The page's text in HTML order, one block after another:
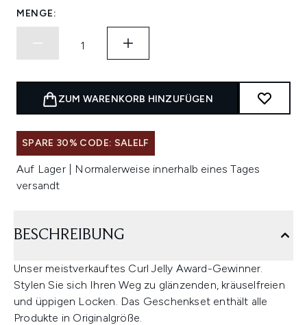
MENGE:
ZUM WARENKORB HINZUFÜGEN
SPARE 30% CODE: SALELF
Auf Lager | Normalerweise innerhalb eines Tages
versandt
BESCHREIBUNG
Unser meistverkauftes Curl Jelly Award-Gewinner.
Stylen Sie sich Ihren Weg zu glänzenden, kräuselfreien
und üppigen Locken. Das Geschenkset enthält alle
Produkte in Originalgröße.